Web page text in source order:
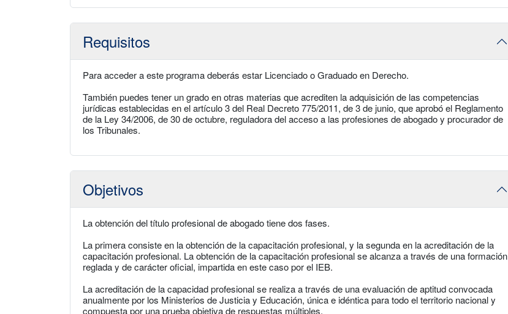
Requisitos
Para acceder a este programa deberás estar Licenciado o Graduado en Derecho.
También puedes tener un grado en otras materias que acrediten la adquisición de las competencias
jurídicas establecidas en el artículo 3 del Real Decreto 775/2011, de 3 de junio, que aprobó el Reglamento
de la Ley 34/2006, de 30 de octubre, reguladora del acceso a las profesiones de abogado y procurador de
los Tribunales.
Objetivos
La obtención del título profesional de abogado tiene dos fases.
La primera consiste en la obtención de la capacitación profesional, y la segunda en la acreditación de la
capacitación profesional. La obtención de la capacitación profesional se alcanza a través de una formación
reglada y de carácter oficial, impartida en este caso por el IEB.
La acreditación de la capacidad profesional se realiza a través de una evaluación de aptitud convocada
anualmente por los Ministerios de Justicia y Educación, única e idéntica para todo el territorio nacional y
compuesta por una prueba objetiva de respuestas múltiples.